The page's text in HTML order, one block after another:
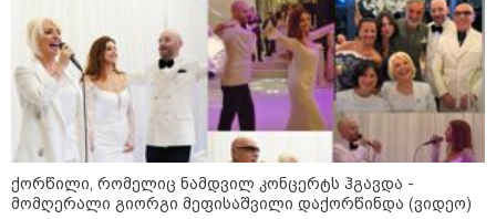
"როცა კანონიკიდან
გამომდინარე, მართებულად
მიგვაჩნია, რომ ადამიანის
გასვენება ტაძრიდან არ მოხდეს,
ეს მგლოვიარეს ისეთი
სიყვარულითა უნდა ავუხსნათ,
რომ შფოთვა არ დაიბადოს" -
დედა სიდონია
16:02 / 03-08-2026
"15 წლის წინ ჩადენილი
დანაშაული, 5-ჯერ შეცვლილი
მოსამართლე, 4-ჯერ თავიდან
ქორწილი, რომელიც ნამდვილ კონცერტს ჰგავდა -
მომღერალი გიორგი მეფისაშვილი დაქორწინდა (ვიდეო)